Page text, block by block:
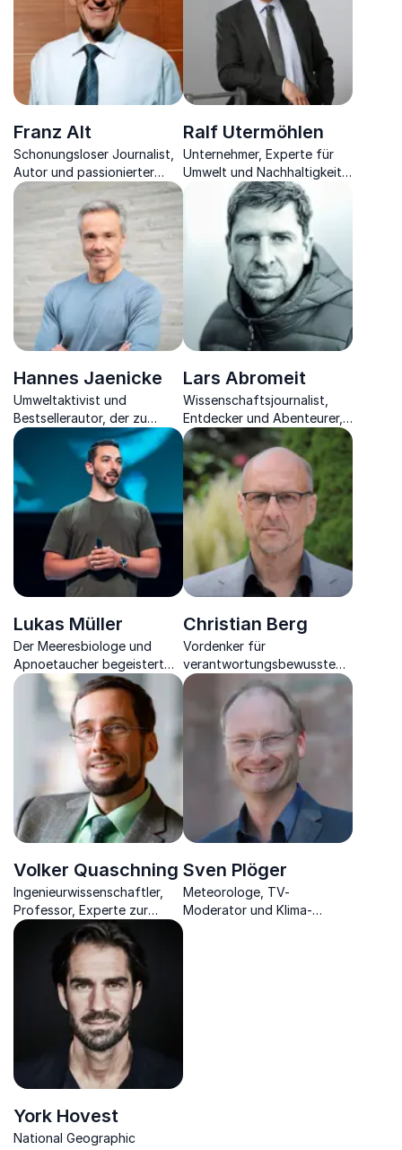
Franz Alt
Schonungsloser Journalist,
Autor und passionierter
Berater zieht Sie in den
Bann des Wandels von Klima
und Umwelt.
Ralf Utermöhlen
Unternehmer, Experte für
Umwelt und Nachhaltigkeit
in der Wirtschaft, der den
dazugehörigen Wandel von
Unternehmen positiv
gestaltet.
Hannes Jaenicke
Umweltaktivist und
Bestsellerautor, der zu
nachhaltigem Handeln
inspiriert und klare Analysen
zu Umweltschutz und
Menschenrechten bietet.
Lars Abromeit
Wissenschaftsjournalist,
Entdecker und Abenteurer,
berichtet über den
Aufbruch ins Unbekannte
und zeigt, was wir alle von
Expeditionen lernen können
Lukas Müller
Der Meeresbiologe und
Apnoetaucher begeistert
durch Grenzerfahrungen im
Ozean – von Weißen Haien
bis zur Arktis.
Christian Berg
Vordenker für
verantwortungsbewusste
Zukunftsgestaltung und
Transformation
Volker Quaschning
Ingenieurwissenschaftler,
Professor, Experte zur
Energiewende, Klima- und
Umweltschutz sowie
Nachhaltigkeit, Autor,
Podcaster, Youtuber.
Sven Plöger
Meteorologe, TV-
Moderator und Klima-
York Hovest
National Geographic